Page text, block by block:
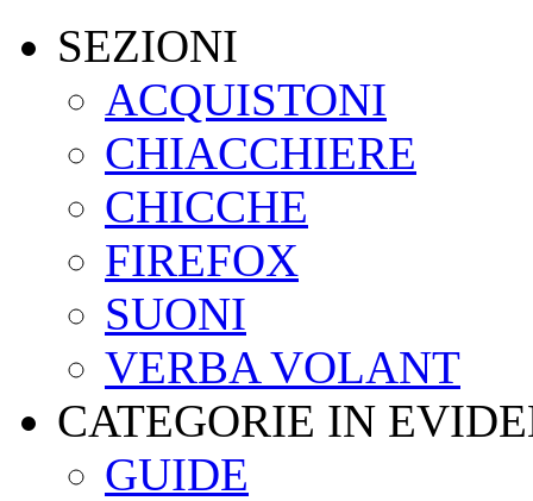
SEZIONI
ACQUISTONI
CHIACCHIERE
CHICCHE
FIREFOX
SUONI
VERBA VOLANT
CATEGORIE IN
GUIDE